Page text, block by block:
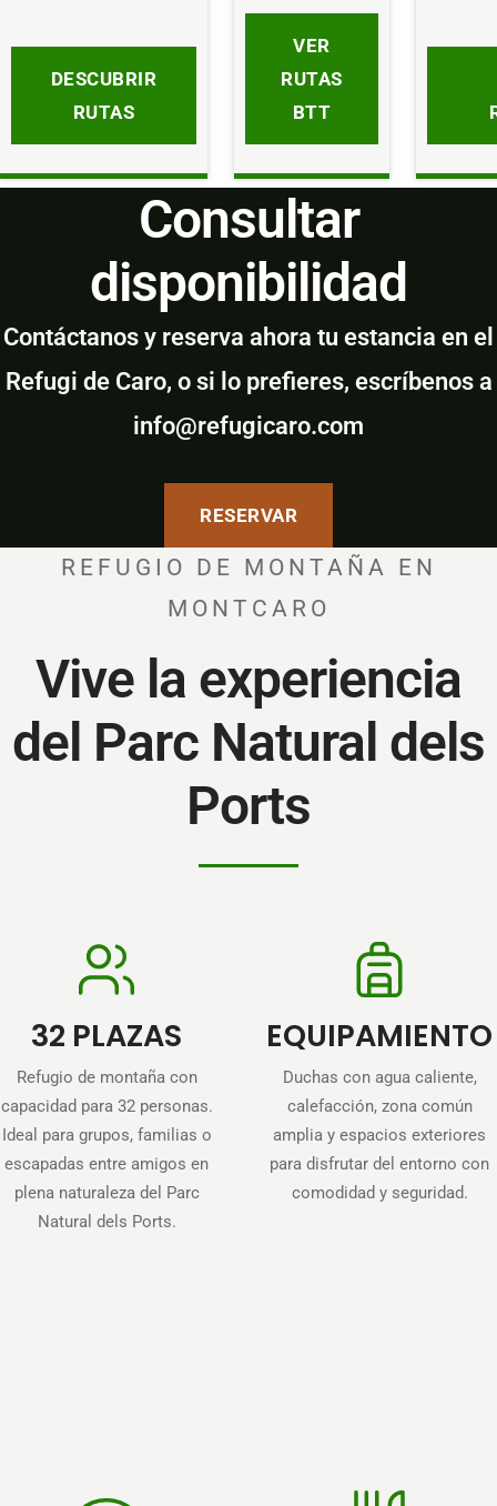
DESCUBRIR
RUTAS
VER
RUTAS
BTT
Consultar
disponibilidad
Contáctanos y reserva ahora tu estancia en el
Refugi de Caro, o si lo prefieres, escríbenos a
info@refugicaro.com
RESERVAR
REFUGIO DE MONTAÑA EN
MONTCARO
Vive la experiencia
del Parc Natural dels
Ports
32 PLAZAS
Refugio de montaña con
capacidad para 32 personas.
Ideal para grupos, familias o
escapadas entre amigos en
plena naturaleza del Parc
Natural dels Ports.
EQUIPAMIENTO
Duchas con agua caliente,
calefacción, zona común
amplia y espacios exteriores
para disfrutar del entorno con
comodidad y seguridad.